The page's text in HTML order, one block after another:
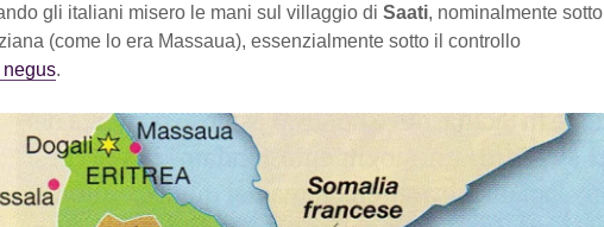
gli italiani misero le mani sul villaggio di Saati, nominalmente sotto
(come lo era Massaua), essenzialmente sotto il controllo
.